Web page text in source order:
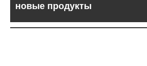
новые продукты